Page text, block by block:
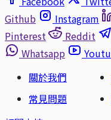
Github
Instagram
Pinterest
Reddit
Whatsapp
關於我們
常見問題